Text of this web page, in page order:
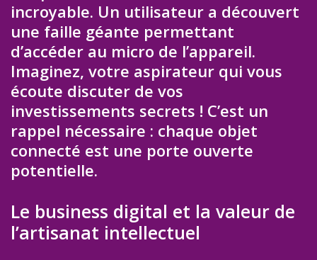
incroyable. Un utilisateur a découvert
une faille géante permettant
d’accéder au micro de l’appareil.
Imaginez, votre aspirateur qui vous
écoute discuter de vos
investissements secrets ! C’est un
rappel nécessaire : chaque objet
connecté est une porte ouverte
potentielle.
Le business digital et la valeur de
l’artisanat intellectuel